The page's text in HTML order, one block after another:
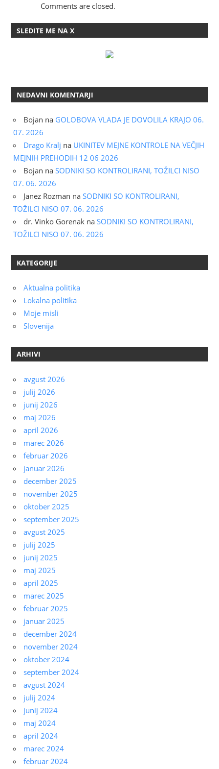
Comments are closed.
SLEDITE ME NA X
NEDAVNI KOMENTARJI
Bojan na GOLOBOVA VLADA JE DOVOLILA KRAJO 06.
07. 2026
Drago Kralj na UKINITEV MEJNE KONTROLE NA VEČJIH
MEJNIH PREHODIH 12 06 2026
Bojan na SODNIKI SO KONTROLIRANI, TOŽILCI NISO
07. 06. 2026
Janez Rozman na SODNIKI SO KONTROLIRANI,
TOŽILCI NISO 07. 06. 2026
dr. Vinko Gorenak na SODNIKI SO KONTROLIRANI,
TOŽILCI NISO 07. 06. 2026
KATEGORIJE
Aktualna politika
Lokalna politika
Moje misli
Slovenija
ARHIVI
avgust 2026
julij 2026
junij 2026
maj 2026
april 2026
marec 2026
februar 2026
januar 2026
december 2025
november 2025
oktober 2025
september 2025
avgust 2025
julij 2025
junij 2025
maj 2025
april 2025
marec 2025
februar 2025
januar 2025
december 2024
november 2024
oktober 2024
september 2024
avgust 2024
julij 2024
junij 2024
maj 2024
april 2024
marec 2024
februar 2024